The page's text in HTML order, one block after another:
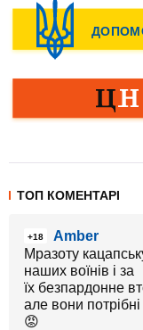
ТОП КОМЕНТАРІ
+18
Amber
Мразоту
наших воїнів і за
їх безпардонне
але вони
😡